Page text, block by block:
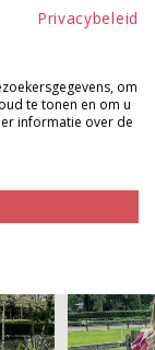
een casual
die
Privacybeleid
om
te tonen en om u
informatie over de